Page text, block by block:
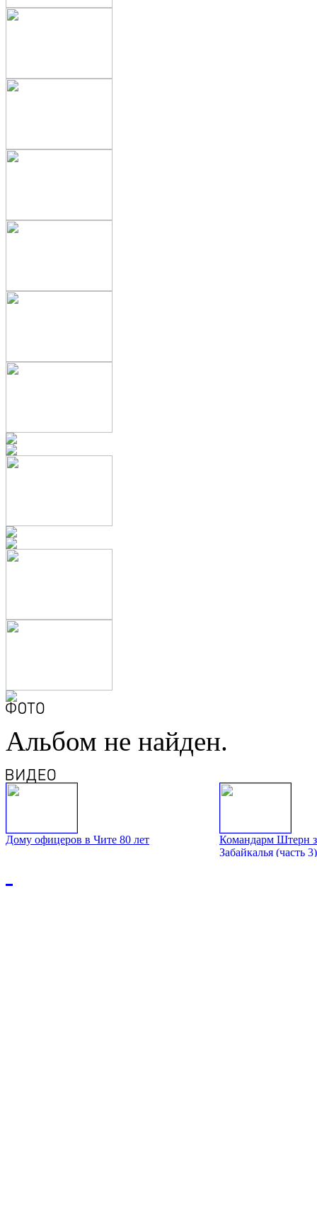
Альбом не найден.
Дому офицеров в Чите 80 лет
Командарм Штерн
Забайкалья (часть 3)